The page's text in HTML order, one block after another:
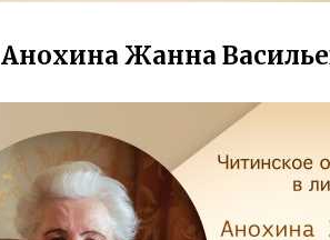
Анохина Жанна